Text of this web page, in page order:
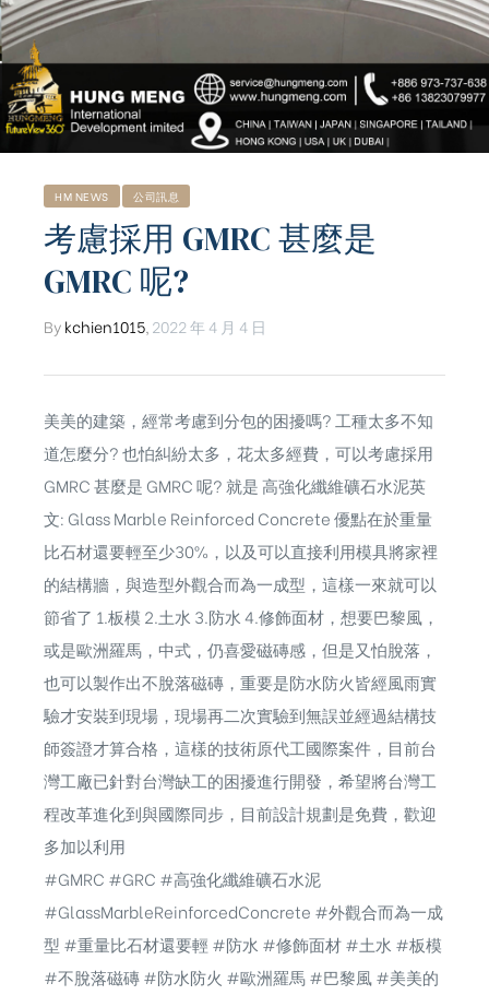
HM NEWS 公司訊息
考慮採用 GMRC 甚麼是
GMRC 呢?
Bykchien1015 2022 年 4 月 4 日
美美的建築，經常考慮到分包的困擾嗎? 工種太多不知
道怎麼分? 也怕糾紛太多，花太多經費，可以考慮採用
GMRC 甚麼是 GMRC 呢? 就是 高強化纖維礦石水泥英
文: Glass Marble Reinforced Concrete 優點在於重量
比石材還要輕至少30%，以及可以直接利用模具將家裡
的結構牆，與造型外觀合而為一成型，這樣一來就可以
節省了 1.板模 2.土水 3.防水 4.修飾面材，想要巴黎風，
或是歐洲羅馬，中式，仍喜愛磁磚感，但是又怕脫落，
也可以製作出不脫落磁磚，重要是防水防火皆經風雨實
驗才安裝到現場，現場再二次實驗到無誤並經過結構技
師簽證才算合格，這樣的技術原代工國際案件，目前台
灣工廠已針對台灣缺工的困擾進行開發，希望將台灣工
程改革進化到與國際同步，目前設計規劃是免費，歡迎
多加以利用
#GMRC #GRC #高強化纖維礦石水泥
#GlassMarbleReinforcedConcrete #外觀合而為一成
型 #重量比石材還要輕 #防水 #修飾面材 #土水 #板模
#不脫落磁磚 #防水防火 #歐洲羅馬 #巴黎風 #美美的
含日本